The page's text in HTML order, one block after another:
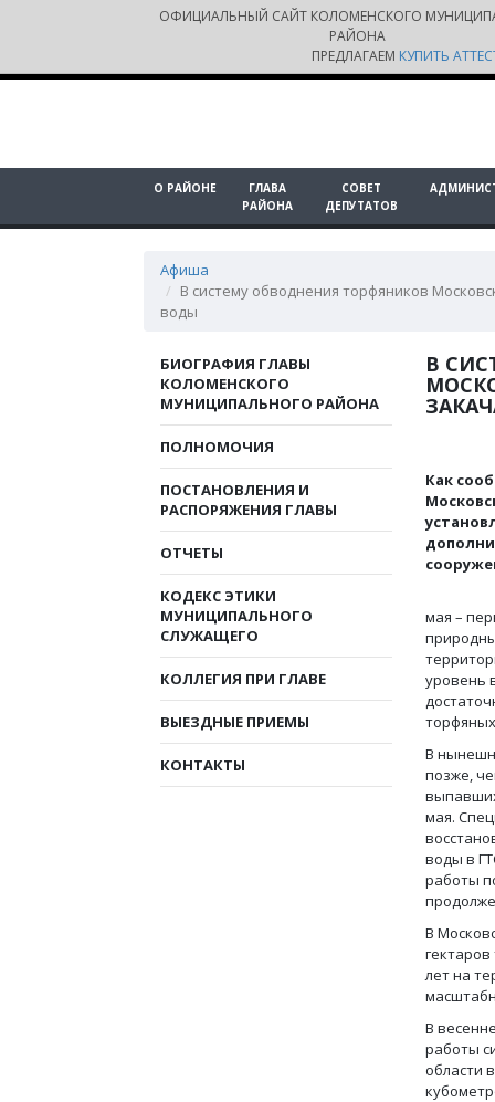
ОФИЦИАЛЬНЫЙ САЙТ КОЛОМЕНСКОГО
РАЙОНА
ПРЕДЛАГАЕМ КУПИТЬ
О РАЙОНЕ
ГЛАВА
РАЙОНА
СОВЕТ
ДЕПУТАТОВ
Афиша
В систему обводнения торфяников
воды
БИОГРАФИЯ ГЛАВЫ
КОЛОМЕНСКОГО
МУНИЦИПАЛЬНОГО РАЙОНА
ПОЛНОМОЧИЯ
ПОСТАНОВЛЕНИЯ И
РАСПОРЯЖЕНИЯ ГЛАВЫ
ОТЧЕТЫ
КОДЕКС ЭТИКИ
МУНИЦИПАЛЬНОГО
СЛУЖАЩЕГО
КОЛЛЕГИЯ ПРИ ГЛАВЕ
ВЫЕЗДНЫЕ ПРИЕМЫ
КОНТАКТЫ
В
Как
мая –
уровень
В
позже,
мая.
воды в
работы
В
лет на
В
работы
области